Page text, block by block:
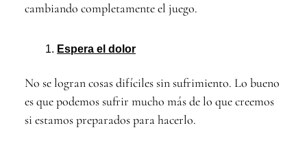
cambiando completamente el juego.
Espera el dolor
No se logran cosas difíciles sin sufrimiento. Lo bueno
es que podemos sufrir mucho más de lo que creemos
si estamos preparados para hacerlo.